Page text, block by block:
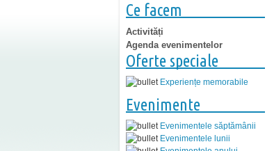
Ce facem
Activități
Agenda evenimentelor
Oferte speciale
Experiențe memorabile
Evenimente
Evenimentele săptămânii
Evenimentele lunii